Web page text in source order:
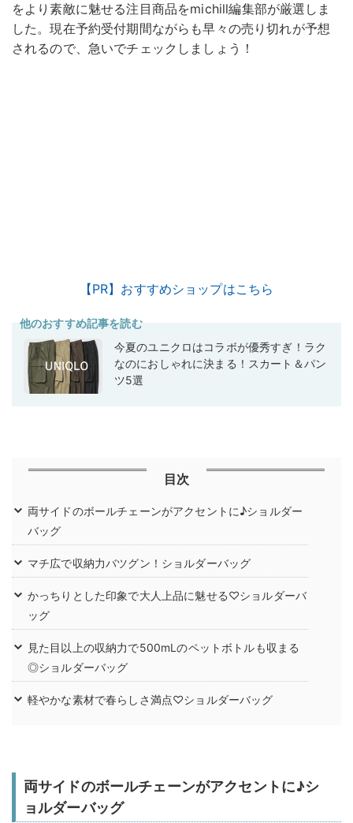
をより素敵に魅せる注目商品をmichill編集部が厳選しま
した。現在予約受付期間ながらも早々の売り切れが予想
されるので、急いでチェックしましょう！
【PR】おすすめショップはこちら
他のおすすめ記事を読む
今夏のユニクロはコラボが優秀すぎ！ラク
なのにおしゃれに決まる！スカート＆パン
ツ5選
目次
両サイドのボールチェーンがアクセントに♪ショルダー
バッグ
マチ広で収納力バツグン！ショルダーバッグ
かっちりとした印象で大人上品に魅せる♡ショルダーバ
ッグ
見た目以上の収納力で500mLのペットボトルも収まる
◎ショルダーバッグ
軽やかな素材で春らしさ満点♡ショルダーバッグ
両サイドのボールチェーンがアクセントに♪シ
ョルダーバッグ